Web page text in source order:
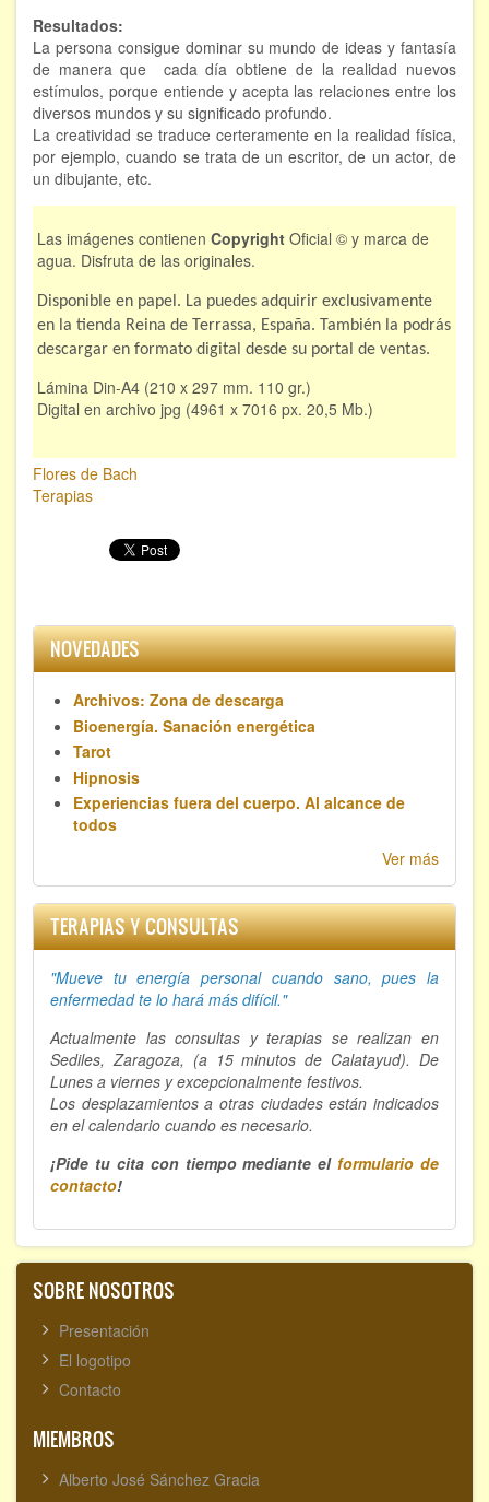
Resultados:
La persona consigue dominar su mundo de ideas y fantasía
de manera que cada día obtiene de la realidad nuevos
estímulos, porque entiende y acepta las relaciones entre los
diversos mundos y su significado profundo.
La creatividad se traduce certeramente en la realidad física,
por ejemplo, cuando se trata de un escritor, de un actor, de
un dibujante, etc.
Las imágenes contienen Copyright Oficial © y marca de
agua. Disfruta de las originales.
Disponible en papel. La puedes adquirir exclusivamente
en la tienda Reina de Terrassa, España. También la podrás
descargar en formato digital desde su portal de ventas.
Lámina Din-A4 (210 x 297 mm. 110 gr.)
Digital en archivo jpg (4961 x 7016 px. 20,5 Mb.)
Flores de Bach
Terapias
NOVEDADES
Archivos: Zona de descarga
Bioenergía. Sanación energética
Tarot
Hipnosis
Experiencias fuera del cuerpo. Al alcance de
todos
Ver más
TERAPIAS Y CONSULTAS
"Mueve tu energía personal cuando sano, pues la
enfermedad te lo hará más difícil."
Actualmente las consultas y terapias se realizan en
Sediles, Zaragoza, (a 15 minutos de Calatayud). De
Lunes a viernes y excepcionalmente festivos.
Los desplazamientos a otras ciudades están indicados
en el calendario cuando es necesario.
¡Pide tu cita con tiempo mediante el formulario de
contacto!
SOBRE NOSOTROS
Presentación
El logotipo
Contacto
MIEMBROS
Alberto José Sánchez Gracia